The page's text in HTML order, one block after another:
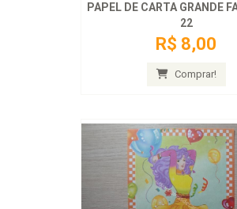
PAPEL DE CARTA GRANDE
22
R$ 8,00
Comprar!